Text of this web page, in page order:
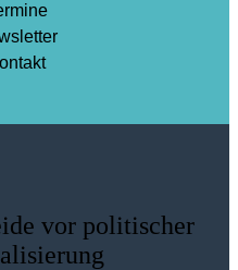
vor politischer